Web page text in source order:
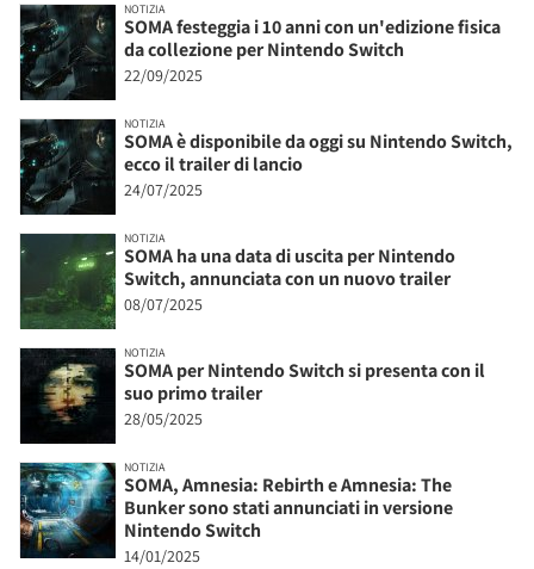
NOTIZIA
SOMA festeggia i 10 anni con un'edizione fisica
da collezione per Nintendo Switch
22/09/2025
NOTIZIA
SOMA è disponibile da oggi su Nintendo Switch,
ecco il trailer di lancio
24/07/2025
NOTIZIA
SOMA ha una data di uscita per Nintendo
Switch, annunciata con un nuovo trailer
08/07/2025
NOTIZIA
SOMA per Nintendo Switch si presenta con il
suo primo trailer
28/05/2025
NOTIZIA
SOMA, Amnesia: Rebirth e Amnesia: The
Bunker sono stati annunciati in versione
Nintendo Switch
14/01/2025